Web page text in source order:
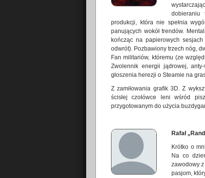
dobieraniu
produkcji, która nie spełnia
panujących wokół trendów.
kończąc na papierowych
odwrót). Pozbawiony trzech nóg,
Fan militariów, któremu (ze
Zwolennik energii jądrowej,
głoszenia herezji o Steamie na
Z zamiłowania grafik 3D. Z
ścisłej czołówce leni wśród
przygotowanym do użycia
Rafał
Krótko o
Na co
zawodowy
pasjom,